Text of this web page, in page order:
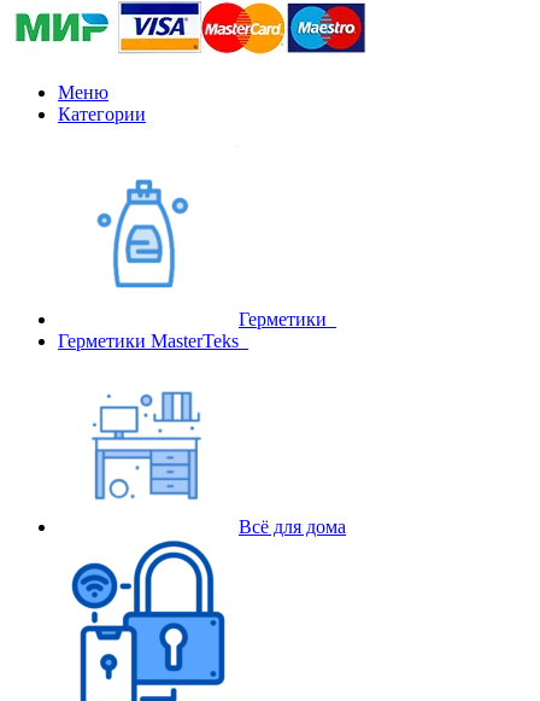
Меню
Категории
Герметики
Герметики MasterTeks
Всё для дома